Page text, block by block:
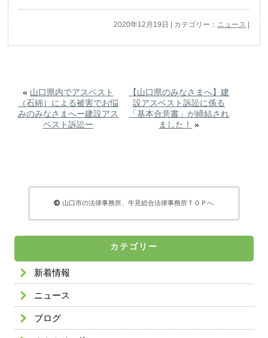
2020年12月19日 | カテゴリー： ニュース
« 山口県内でアスベスト
（石綿）による被害でお悩
みのみなさまへー建設アス
ベスト訴訟ー
【山口県のみなさまへ】建
設アスベスト訴訟に係る
「基本合意書」が締結され
ました！
»
山口市の法律事務所、牛見総合法律事務所ＴＯＰへ
カテゴリー
新着情報
ニュース
ブログ